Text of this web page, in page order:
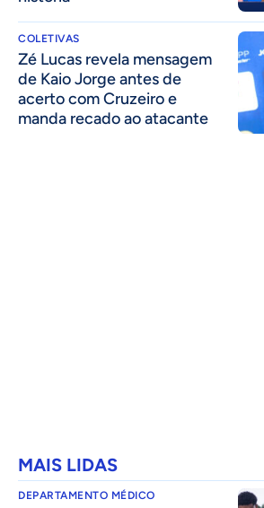
COLETIVAS
Zé Lucas revela mensagem
de Kaio Jorge antes de
acerto com Cruzeiro e
manda recado ao atacante
MAIS LIDAS
DEPARTAMENTO MÉDICO